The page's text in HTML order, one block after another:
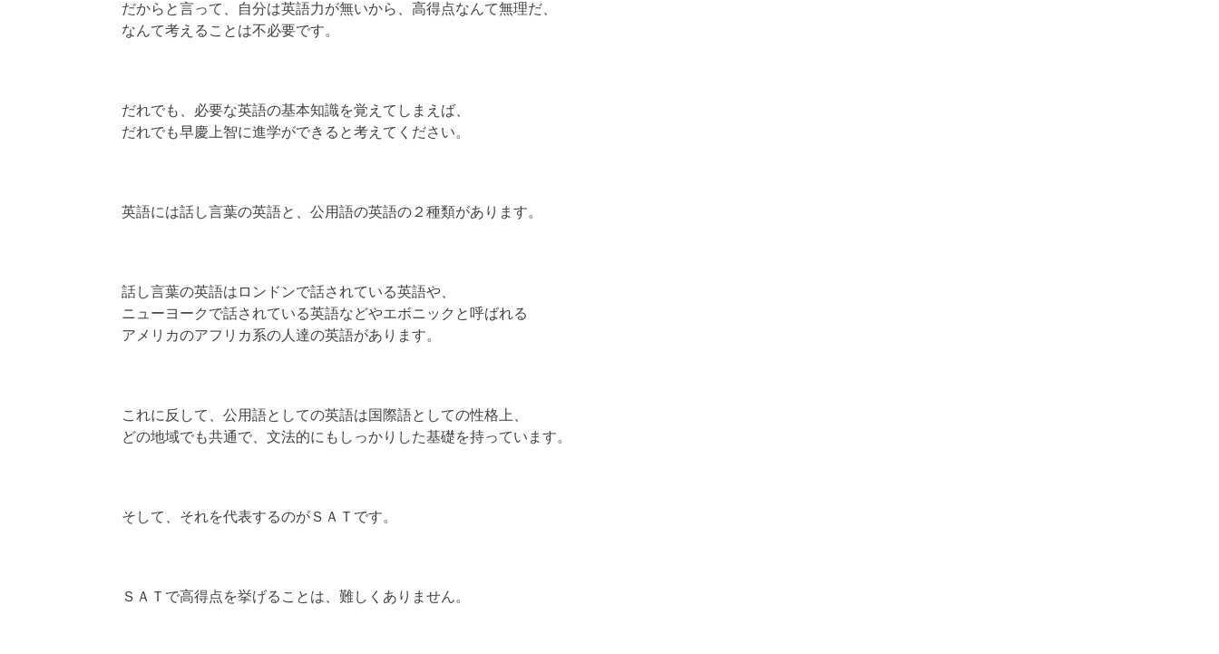
だからと言って、自分は英語力が無いから、高得点なんて無理だ、
なんて考えることは不必要です。
だれでも、必要な英語の基本知識を覚えてしまえば、
だれでも早慶上智に進学ができると考えてください。
英語には話し言葉の英語と、公用語の英語の２種類があります。
話し言葉の英語はロンドンで話されている英語や、
ニューヨークで話されている英語などやエボニックと呼ばれる
アメリカのアフリカ系の人達の英語があります。
これに反して、公用語としての英語は国際語としての性格上、
どの地域でも共通で、文法的にもしっかりした基礎を持っています。
そして、それを代表するのがＳＡＴです。
ＳＡＴで高得点を挙げることは、難しくありません。